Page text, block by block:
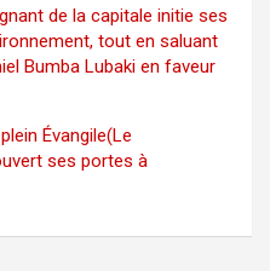
de la capitale initie ses
tout en saluant
Bumba Lubaki en faveur
Évangile(Le
ses portes à